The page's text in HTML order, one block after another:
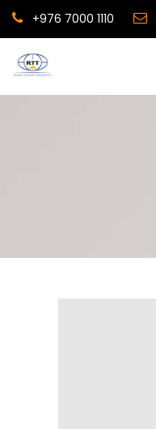
+976 7000 1110